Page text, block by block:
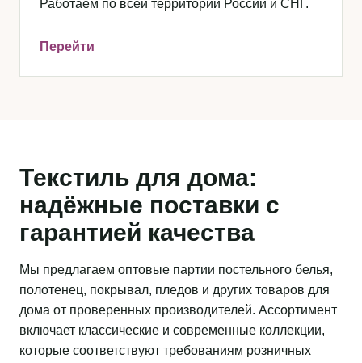
Работаем по всей территории России и СНГ.
Перейти
Текстиль для дома:
надёжные поставки с
гарантией качества
Мы предлагаем оптовые партии постельного белья,
полотенец, покрывал, пледов и других товаров для
дома от проверенных производителей. Ассортимент
включает классические и современные коллекции,
которые соответствуют требованиям розничных